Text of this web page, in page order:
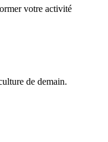
votre activité
de demain.